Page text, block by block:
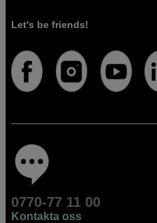
Let's be friends!
0770-77 11 00
Kontakta oss